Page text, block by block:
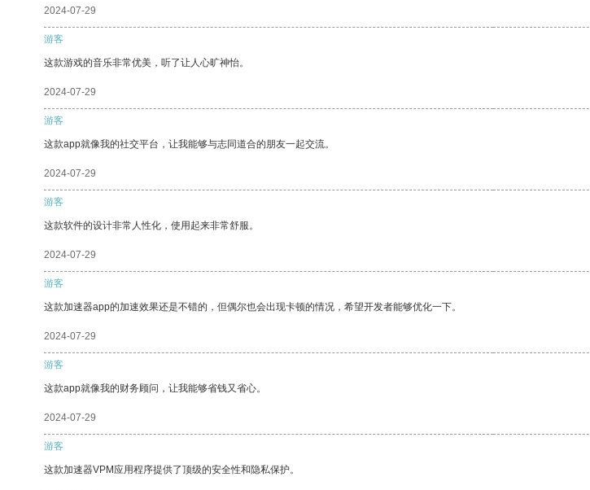
2024-07-29
游客
这款游戏的音乐非常优美，听了让人心旷神怡。
2024-07-29
游客
这款app就像我的社交平台，让我能够与志同道合的朋友一起交流。
2024-07-29
游客
这款软件的设计非常人性化，使用起来非常舒服。
2024-07-29
游客
这款加速器app的加速效果还是不错的，但偶尔也会出现卡顿的情况，希望开发者能够优化一下。
2024-07-29
游客
这款app就像我的财务顾问，让我能够省钱又省心。
2024-07-29
游客
这款加速器VPM应用程序提供了顶级的安全性和隐私保护。